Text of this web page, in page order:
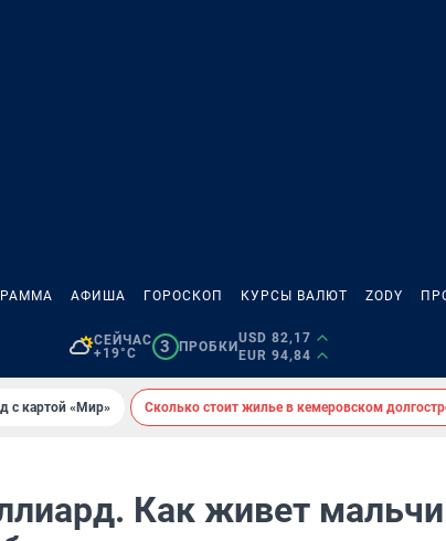
АФИША ГОРОСКОП КУРСЫ ВАЛЮТ ZODY
СЕЙЧАС
+19°C
3 ПРОБКИ
USD 82,17
EUR 94,84
с картой «Мир» Сколько стоит жилье в кемеровском
Как живет